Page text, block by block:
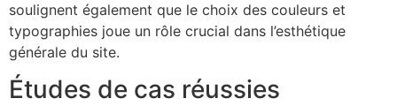
soulignent également que le choix des couleurs et
typographies joue un rôle crucial dans l’esthétique
générale du site.
Études de cas réussies